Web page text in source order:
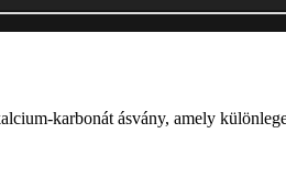
karbonát ásvány, amely